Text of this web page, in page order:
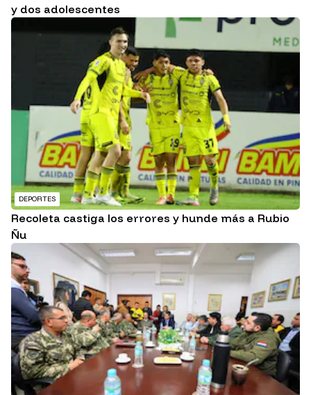
y dos adolescentes
DEPORTES
Recoleta castiga los errores y hunde más a Rubio
Ñu